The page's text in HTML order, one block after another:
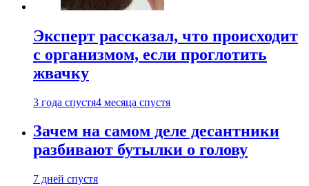
Эксперт рассказал, что происходит
с организмом, если проглотить
жвачку
3 года спустя4 месяца спустя
Зачем на самом деле десантники
разбивают бутылки о голову
7 дней спустя